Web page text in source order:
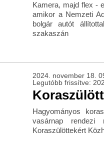
Kamera, majd flex -
amikor a Nemzeti
bolgár autót
szakaszán
2024. november 18.
Legutóbb frissítve:
Hagyományos
vasárnap
Koraszülöttekért